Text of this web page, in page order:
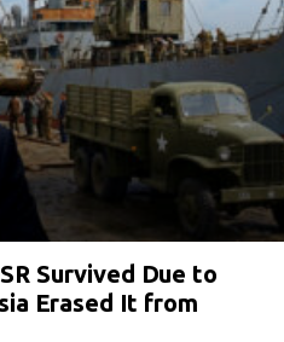
Survived Due to
Erased It from